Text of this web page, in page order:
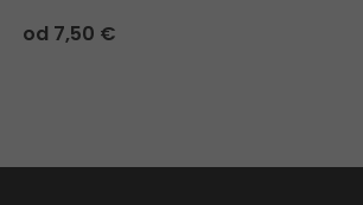
od 7,50 €